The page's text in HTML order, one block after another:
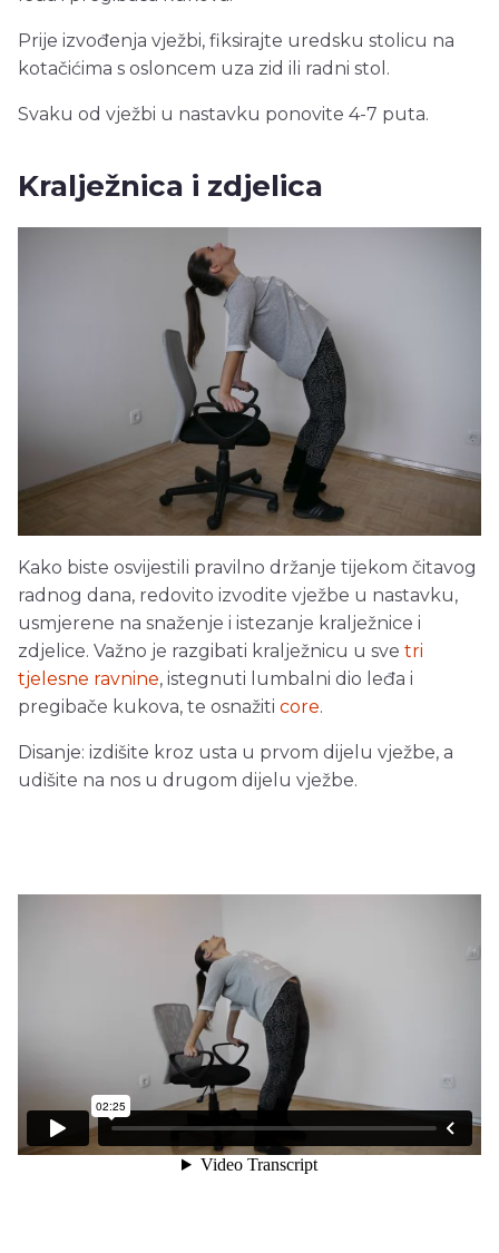
Prije izvođenja vježbi, fiksirajte uredsku stolicu na
kotačićima s osloncem uza zid ili radni stol.
Svaku od vježbi u nastavku ponovite 4-7 puta.
Kralježnica i zdjelica
Kako biste osvijestili pravilno držanje tijekom čitavog
radnog dana, redovito izvodite vježbe u nastavku,
usmjerene na snaženje i istezanje kralježnice i
zdjelice. Važno je razgibati kralježnicu u sve tri
tjelesne ravnine, istegnuti lumbalni dio leđa i
pregibače kukova, te osnažiti core.
Disanje: izdišite kroz usta u prvom dijelu vježbe, a
udišite na nos u drugom dijelu vježbe.